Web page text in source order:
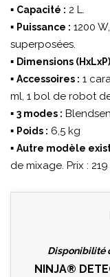
▪ Capacité : 2 L.
▪ Puissance : 1200
superposées.
▪ Dimensions
▪ Accessoires : 1
ml, 1 bol de robot
▪ 3 modes :
▪ Poids : 6,5 kg
▪ Autre modèle
de mixage. Prix :
Disponibilité
NINJA®